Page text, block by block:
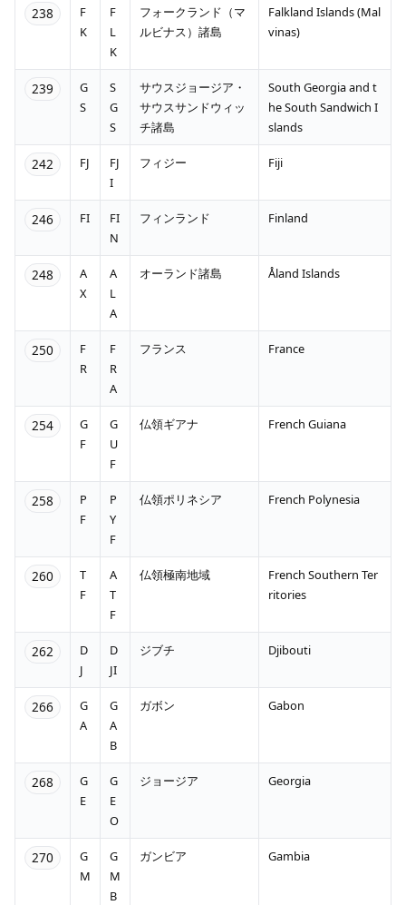
238
F
K
F
L
K
フォークランド（マ
ルビナス）諸島
Falkland Islands (Mal
vinas)
239
G
S
S
G
S
サウスジョージア・
サウスサンドウィッ
チ諸島
South Georgia and t
he South Sandwich I
slands
242 FJ
FJ
I
フィジー Fiji
246 FI
FI
N
フィンランド Finland
248
A
X
A
L
A
オーランド諸島 Åland Islands
250
F
R
F
R
A
フランス France
254
G
F
G
U
F
仏領ギアナ French Guiana
258
P
F
P
Y
F
仏領ポリネシア French Polynesia
260
T
F
A
T
F
仏領極南地域
French Southern Ter
ritories
262
D
J
D
JI
ジブチ Djibouti
266
G
A
G
A
B
ガボン Gabon
268
G
E
G
E
O
ジョージア Georgia
270
G
M
G
M
B
ガンビア Gambia